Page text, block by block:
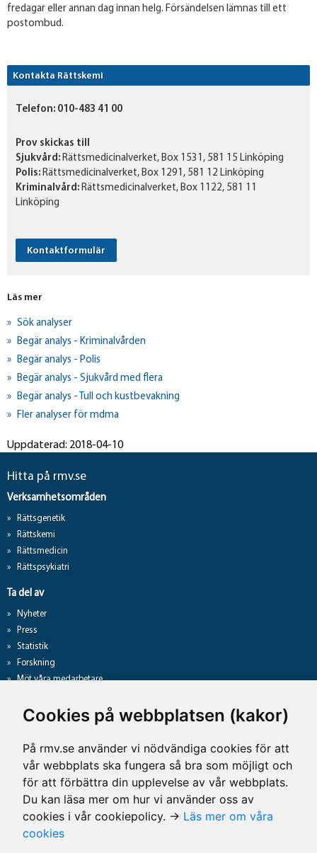
Cookies på webbplatsen (kakor)
På rmv.se använder vi nödvändiga cookies för att
vår webbplats ska fungera så bra som möjligt och
för att förbättra din upplevelse av vår webbplats.
Du kan läsa mer om hur vi använder oss av
cookies i vår cookiepolicy. → Läs mer om våra
cookies
fredagar eller annan dag innan helg. Försändelsen lämnas till ett
postombud.
Kontakta Rättskemi
Telefon: 010-483 41 00
Prov skickas till
Sjukvård: Rättsmedicinalverket, Box 1531, 581 15 Linköping
Polis: Rättsmedicinalverket, Box 1291, 581 12 Linköping
Kriminalvård: Rättsmedicinalverket, Box 1122, 581 11
Linköping
Kontaktformulär
Läs mer
Sök analyser
Begär analys - Kriminalvården
Begär analys - Polis
Begär analys - Sjukvård med flera
Begär analys - Tull och kustbevakning
Fler analyser för mdma
Uppdaterad: 2018-04-10
Hitta på rmv.se
Verksamhetsområden
Rättsgenetik
Rättskemi
Rättsmedicin
Rättspsykiatri
Ta del av
Nyheter
Press
Statistik
Forskning
Möt våra medarbetare
Hantering av personuppgifter
Lediga jobb
Tillgänglighet på rmv.se
Kontaktuppgifter